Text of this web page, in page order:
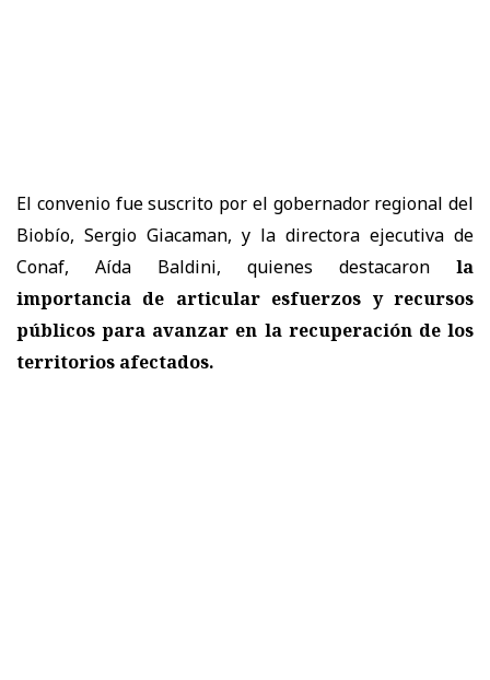
El convenio fue suscrito por el gobernador regional del
Biobío, Sergio Giacaman, y la directora ejecutiva de
Conaf, Aída Baldini, quienes destacaron la
importancia de articular esfuerzos y recursos
públicos para avanzar en la recuperación de los
territorios afectados.